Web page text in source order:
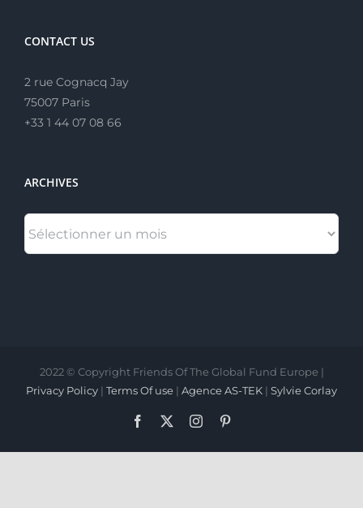
CONTACT US
2 rue Cognacq Jay
75007 Paris
+33 1 44 07 08 66
ARCHIVES
2022 © Copyright Friends Of The Global Fund Europe |
Privacy Policy | Terms Of use | Agence AS-TEK | Sylvie Corlay
Facebook Instagram